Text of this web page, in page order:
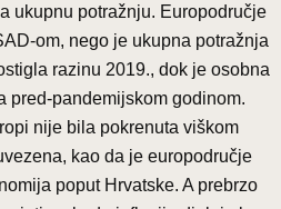
ukupnu potražnju. Europodručje
om, nego je ukupna potražnja
razinu 2019., dok je osobna
pred-pandemijskom godinom.
nije bila pokrenuta viškom
kao da je europodručje
poput Hrvatske. A prebrzo